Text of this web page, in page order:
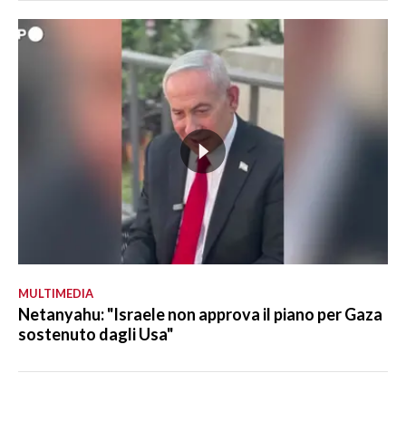
MULTIMEDIA
Netanyahu: "Israele non approva il piano per Gaza
sostenuto dagli Usa"